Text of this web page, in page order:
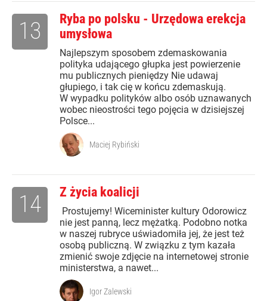
Ryba po polsku - Urzędowa erekcja
umysłowa
Najlepszym sposobem zdemaskowania
polityka udającego głupka jest powierzenie
mu publicznych pieniędzy Nie udawaj
głupiego, i tak cię w końcu zdemaskują.
W wypadku polityków albo osób uznawanych
wobec nieostrości tego pojęcia w dzisiejszej
Polsce...
13
Maciej Rybiński
Z życia koalicji
Prostujemy! Wiceminister kultury Odorowicz
nie jest panną, lecz mężatką. Podobno notka
w naszej rubryce uświadomiła jej, że jest też
osobą publiczną. W związku z tym kazała
zmienić swoje zdjęcie na internetowej stronie
ministerstwa, a nawet...
14
Igor Zalewski